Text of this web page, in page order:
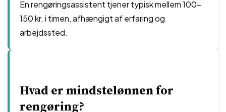
En rengøringsassistent tjener typisk mellem 100-
150 kr. i timen, afhængigt af erfaring og
arbejdssted.
Hvad er mindstelønnen for
rengøring?